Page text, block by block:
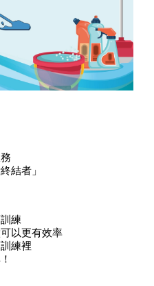
結者」
練
以更有效率
練裡